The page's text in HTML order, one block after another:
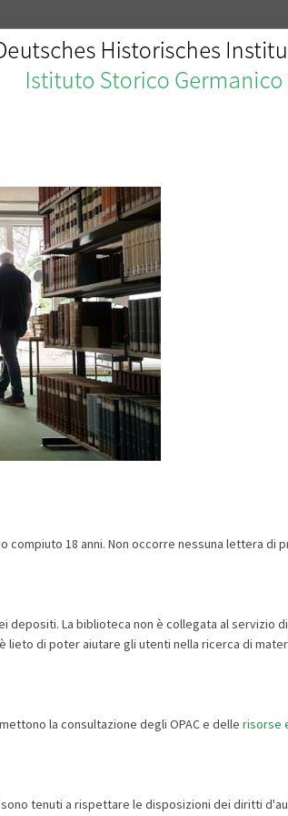
18 anni. Non occorre nessuna lettera di
La biblioteca non è collegata al servizio
di poter aiutare gli utenti nella ricerca di
la consultazione degli OPAC e delle risorse
tenuti a rispettare le disposizioni dei diritti